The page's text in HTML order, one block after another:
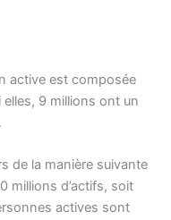
active est composée
9 millions ont un
de la manière suivante
millions d’actifs, soit
actives sont